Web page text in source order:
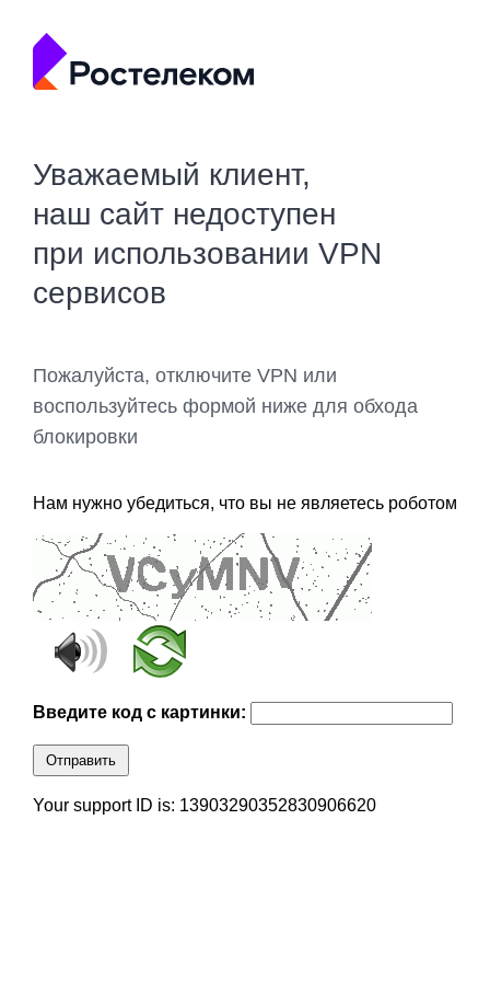
Уважаемый клиент,
наш сайт недоступен
при использовании VPN
сервисов
Пожалуйста, отключите VPN или
воспользуйтесь формой ниже для обхода
блокировки
Нам нужно убедиться, что вы не являетесь роботом
Введите код с картинки:
Отправить
Your support ID is: 13903290352830906620